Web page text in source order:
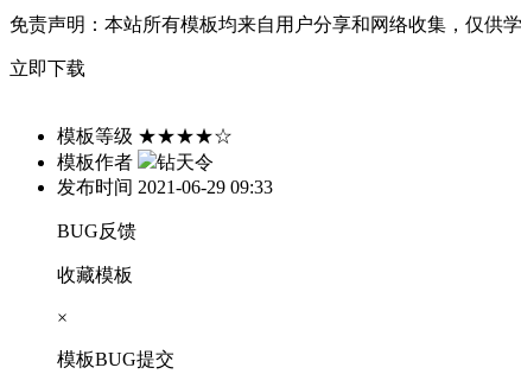
免责声明： 本站所有模板均来自用户分享和网络收集，仅供
立即下载
模板等级 ★★★★☆
模板作者
钻天令
发布时间 2021-06-29 09:33
BUG反馈
收藏模板
×
模板BUG提交